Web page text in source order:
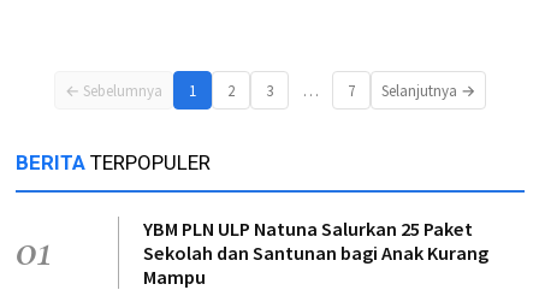
← Sebelumnya 1 2 3 … 7 Selanjutnya →
BERITA TERPOPULER
01
YBM PLN ULP Natuna Salurkan 25 Paket
Sekolah dan Santunan bagi Anak Kurang
Mampu